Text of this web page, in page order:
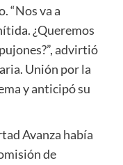
“Nos va a
¿Queremos
advirtió
Unión por la
y anticipó su
Avanza había
de